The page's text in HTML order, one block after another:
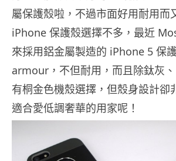
屬保護殼啦，不過市面好用耐用而
iPhone 保護殼選擇不多，最近
來採用鋁金屬製造的 iPhone 5 保
armour，不但耐用，而且除鈦灰
有桐金色機殼選擇，但殼身設計卻
適合愛低調奢華的用家呢！